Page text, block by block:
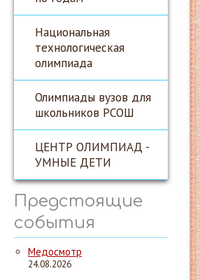
Национальная
технологическая
олимпиада
Олимпиады вузов для
школьников РСОШ
ЦЕНТР ОЛИМПИАД -
УМНЫЕ ДЕТИ
Предстоящие
события
Медосмотр
24.08.2026